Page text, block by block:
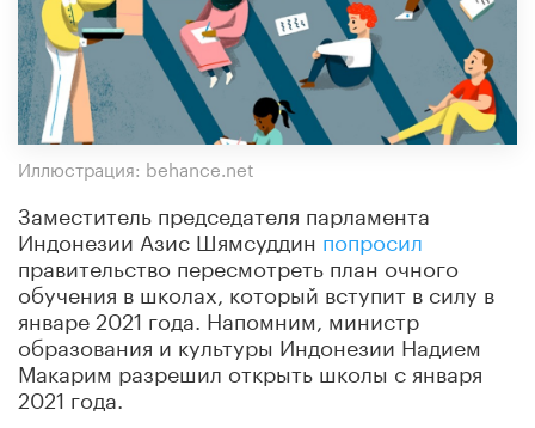
Иллюстрация: behance.net
Заместитель председателя парламента
Индонезии Азис Шямсуддин попросил
правительство пересмотреть план очного
обучения в школах, который вступит в силу в
январе 2021 года. Напомним, министр
образования и культуры Индонезии Надием
Макарим разрешил открыть школы с января
2021 года.